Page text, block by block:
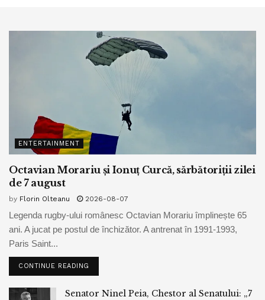
ENTERTAINMENT
Octavian Morariu și Ionuț Curcă, sărbătoriții zilei
de 7 august
by Florin Olteanu 2026-08-07
Legenda rugby-ului românesc Octavian Morariu împlinește 65
ani. A jucat pe postul de închizător. A antrenat în 1991-1993,
Paris Saint...
CONTINUE READING
Senator Ninel Peia, Chestor al Senatului: „7